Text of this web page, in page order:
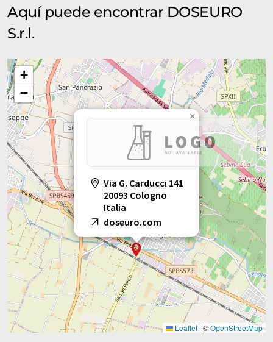
Aquí puede encontrar DOSEURO
S.r.l.
Via G. Carducci 141
20093 Cologno
Italia
doseuro.com
×
+
−
Leaflet| ©OpenStreetMap